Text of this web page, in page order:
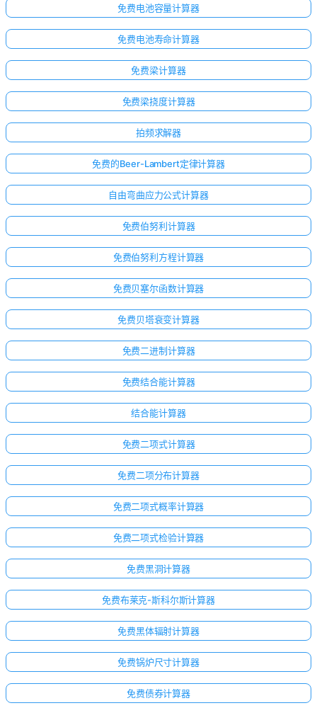
免费电池容量计算器
免费电池寿命计算器
免费梁计算器
免费梁挠度计算器
拍频求解器
免费的Beer-Lambert定律计算器
自由弯曲应力公式计算器
免费伯努利计算器
免费伯努利方程计算器
免费贝塞尔函数计算器
免费贝塔衰变计算器
免费二进制计算器
免费结合能计算器
结合能计算器
免费二项式计算器
免费二项分布计算器
免费二项式概率计算器
免费二项式检验计算器
免费黑洞计算器
免费布莱克-斯科尔斯计算器
免费黑体辐射计算器
免费锅炉尺寸计算器
免费债券计算器